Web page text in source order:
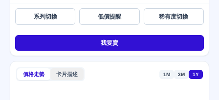
系列切換 低價提醒 稀有度切換
我要賣
價格走勢 卡片描述 1M 3M 1Y